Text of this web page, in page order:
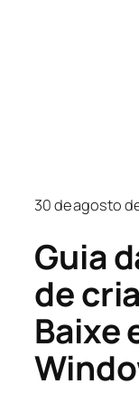
30 de agosto
Guia
de
Baixe